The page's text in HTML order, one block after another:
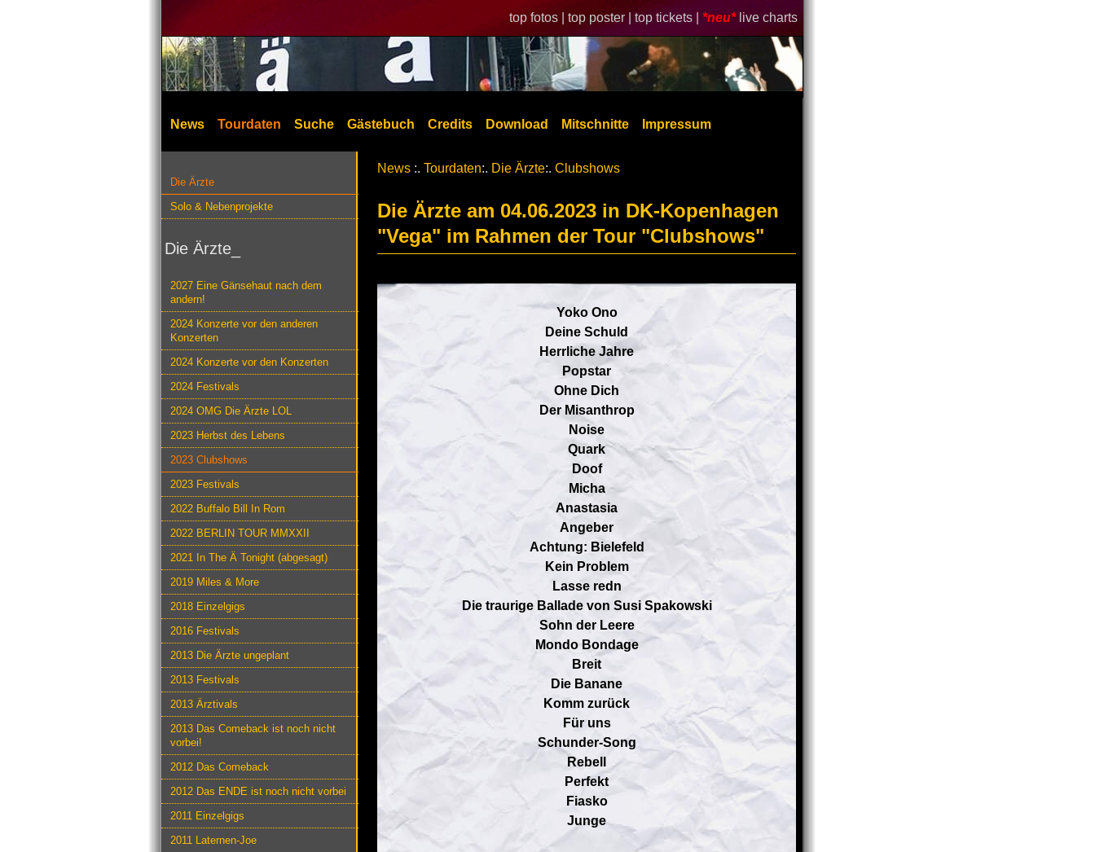
top fotos | top poster | top tickets | *neu* live charts
News Tourdaten Suche Gästebuch Credits Download Mitschnitte Impressum
Die Ärzte
Solo & Nebenprojekte
Die Ärzte_
2027 Eine Gänsehaut nach dem
andern!
2024 Konzerte vor den anderen
Konzerten
2024 Konzerte vor den Konzerten
2024 Festivals
2024 OMG Die Ärzte LOL
2023 Herbst des Lebens
2023 Clubshows
2023 Festivals
2022 Buffalo Bill In Rom
2022 BERLIN TOUR MMXXII
2021 In The Ä Tonight (abgesagt)
2019 Miles & More
2018 Einzelgigs
2016 Festivals
2013 Die Ärzte ungeplant
2013 Festivals
2013 Ärztivals
2013 Das Comeback ist noch nicht
vorbei!
2012 Das Comeback
2012 Das ENDE ist noch nicht vorbei
2011 Einzelgigs
2011 Laternen-Joe
News :. Tourdaten:. Die Ärzte:. Clubshows
Die Ärzte am 04.06.2023 in DK-Kopenhagen
"Vega" im Rahmen der Tour "Clubshows"
Yoko Ono
Deine Schuld
Herrliche Jahre
Popstar
Ohne Dich
Der Misanthrop
Noise
Quark
Doof
Micha
Anastasia
Angeber
Achtung: Bielefeld
Kein Problem
Lasse redn
Die traurige Ballade von Susi Spakowski
Sohn der Leere
Mondo Bondage
Breit
Die Banane
Komm zurück
Für uns
Schunder-Song
Rebell
Perfekt
Fiasko
Junge